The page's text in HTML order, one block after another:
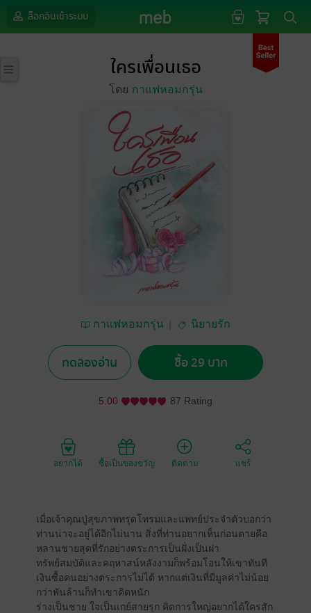
ล็อกอินเข้าระบบ
ใครเพื่อนเธอ
โดย กาแฟหอมกรุ่น
กาแฟหอมกรุ่น นิยายรัก
ทดลองอ่าน ซื้อ 29 บาท
5.00 87 Rating
อยากได้ ซื้อเป็นของขวัญ ติดตาม แชร์
เมื่อเจ้าคุณปู่สุขภาพทรุดโทรมและแพทย์ประจำตัวบอกว่า
ท่านน่าจะอยู่ได้อีกไม่นาน สิ่งที่ท่านอยากเห็นก่อนตายคือ
หลานชายสุดที่รักอย่างตระการเป็นฝั่งเป็นฝา
ทรัพย์สมบัติและคฤหาสน์หลังงามก็พร้อมโอนให้เขาทันที
เงินซื้อคนอย่างตระการไม่ได้ หากแต่เงินที่มีมูลค่าไม่น้อย
กว่าพันล้านก็ทำเขาคิดหนัก
ร่างเป็นชาย ใจเป็นเกย์สายรุก คิดการใหญ่อยากได้ใครสัก